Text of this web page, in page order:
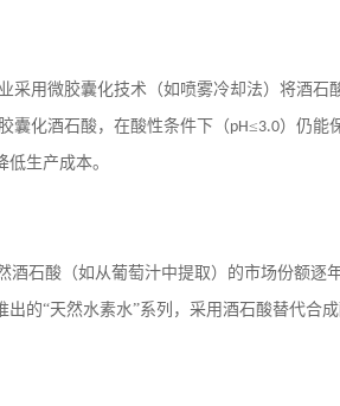
采用微胶囊化技术（如喷雾冷却法）将酒
囊化酒石酸，在酸性条件下（pH≤3.0）仍能
低生产成本。
酒石酸（如从葡萄汁中提取）的市场份额逐年
出的“天然水素水”系列，采用酒石酸替代合